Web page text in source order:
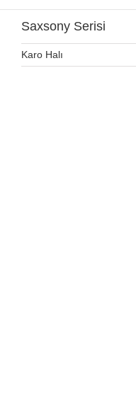
Saxsony Serisi
Karo Halı